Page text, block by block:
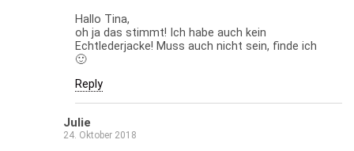
Hallo Tina,
oh ja das stimmt! Ich habe auch kein
Echtlederjacke! Muss auch nicht sein, finde ich
🙂
Reply
Julie
24. Oktober 2018